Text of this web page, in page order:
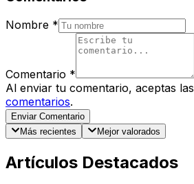
Nombre *
Comentario *
Al enviar tu comentario, aceptas las
comentarios.
Enviar Comentario
Más recientes
Mejor valorados
Artículos Destacados